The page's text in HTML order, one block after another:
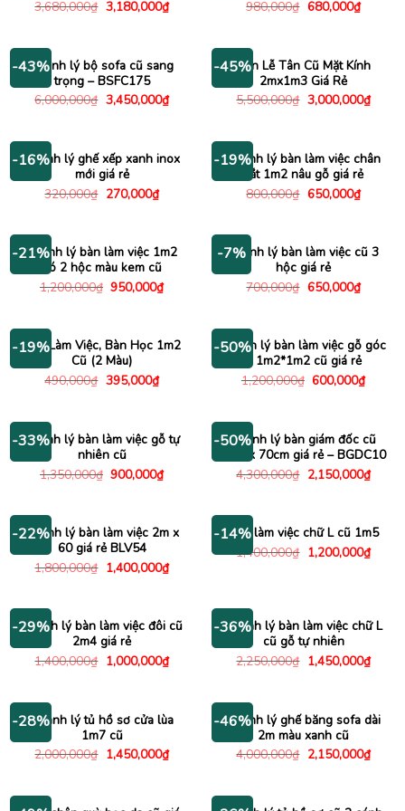
3,680,000₫ Giá
gốc
3,180,000₫Giá
hiện
3,180,000₫.
980,000₫ Giá
680,000₫Giá
hiện
-43%Thanh lý bộ sofa cũ sang
trọng – BSFC175
6,000,000₫ Giá
gốc
3,450,000₫Giá
hiện
3,450,000₫.
-45%Bàn Lễ Tân Cũ Mặt Kính
2mx1m3 Giá Rẻ
5,500,000₫ Giá
gốc
3,000,000₫Giá
hiện
-16%
Thanh lý ghế xếp xanh inox
mới giá rẻ
320,000₫ Giá
270,000₫Giá
hiện
270,000₫.
-19%
Thanh lý bàn làm việc chân
sắt 1m2 nâu gỗ giá rẻ
800,000₫ Giá
650,000₫Giá
hiện
-21%
Thanh lý bàn làm việc 1m2
có 2 hộc màu kem cũ
1,200,000₫ Giá
950,000₫Giá
hiện
950,000₫.
-7%
Thanh lý bàn làm việc cũ 3
hộc giá rẻ
700,000₫ Giá
650,000₫Giá
hiện
-19%
Bàn Làm Việc, Bàn Học 1m2
Cũ (2 Màu)
490,000₫ Giá
395,000₫Giá
hiện
395,000₫.
-50%
Thanh lý bàn làm việc gỗ góc
L 1m2*1m2 cũ giá rẻ
1,200,000₫ Giá
600,000₫Giá
hiện
-33%
Thanh lý bàn làm việc gỗ tự
nhiên cũ
1,350,000₫ Giá
900,000₫Giá
hiện
900,000₫.
-50%
Thanh lý bàn giám đốc cũ
1m4 x 70cm giá rẻ – BGDC10
4,300,000₫ Giá
gốc
2,150,000₫Giá
hiện
-22%
Thanh lý bàn làm việc 2m x
60 giá rẻ BLV54
1,800,000₫ Giá
gốc
1,400,000₫Giá
hiện
1,400,000₫.
-14%
Bàn làm việc chữ L cũ 1m5
1,400,000₫ Giá
gốc
1,200,000₫Giá
hiện
-29%
Thanh lý bàn làm việc đôi cũ
2m4 giá rẻ
1,400,000₫ Giá
gốc
1,000,000₫Giá
hiện
1,000,000₫.
-36%
Thanh lý bàn làm việc chữ L
cũ gỗ tự nhiên
2,250,000₫ Giá
gốc
1,450,000₫Giá
hiện
-28%Thanh lý tủ hồ sơ cửa lùa
1m7 cũ
2,000,000₫ Giá
gốc
1,450,000₫Giá
hiện
1,450,000₫.
-46%
Thanh lý ghế băng sofa dài
2m màu xanh cũ
4,000,000₫ Giá
gốc
2,150,000₫Giá
hiện